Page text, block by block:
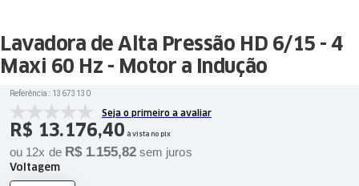
Lavadora de Alta Pressão HD 6/15 - 4
Maxi 60 Hz - Motor a Indução
Referência:: 13673130
Seja o primeiro a avaliar
R$ 13.176,40 à vista no pix
ou 12x de R$ 1.155,82sem juros
Voltagem